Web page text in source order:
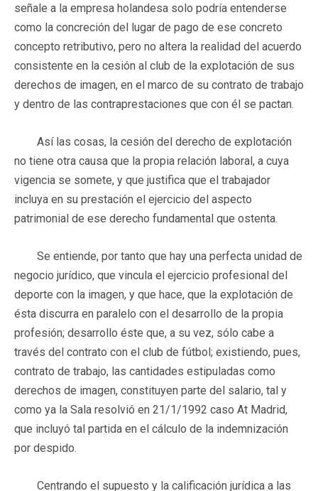
señale a la empresa holandesa solo podría entenderse
como la concreción del lugar de pago de ese concreto
concepto retributivo, pero no altera la realidad del acuerdo
consistente en la cesión al club de la explotación de sus
derechos de imagen, en el marco de su contrato de trabajo
y dentro de las contraprestaciones que con él se pactan.
Así las cosas, la cesión del derecho de explotación
no tiene otra causa que la propia relación laboral, a cuya
vigencia se somete, y que justifica que el trabajador
incluya en su prestación el ejercicio del aspecto
patrimonial de ese derecho fundamental que ostenta.
Se entiende, por tanto que hay una perfecta unidad de
negocio jurídico, que vincula el ejercicio profesional del
deporte con la imagen, y que hace, que la explotación de
ésta discurra en paralelo con el desarrollo de la propia
profesión; desarrollo éste que, a su vez, sólo cabe a
través del contrato con el club de fútbol; existiendo, pues,
contrato de trabajo, las cantidades estipuladas como
derechos de imagen, constituyen parte del salario, tal y
como ya la Sala resolvió en 21/1/1992 caso At Madrid,
que incluyó tal partida en el cálculo de la indemnización
por despido.
Centrando el supuesto y la calificación jurídica a las